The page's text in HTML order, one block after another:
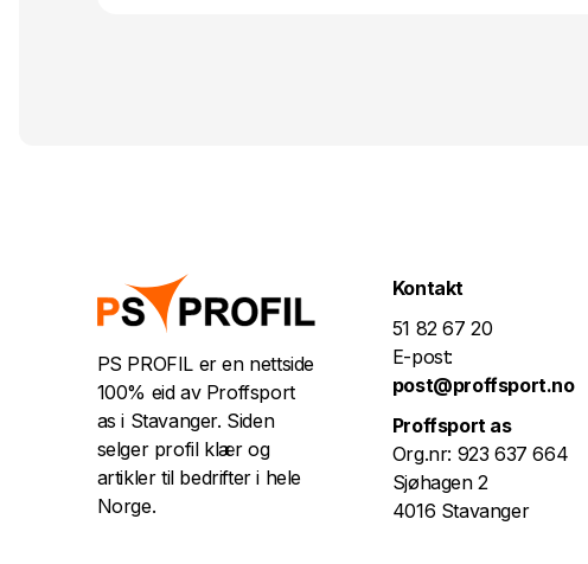
PS PROFIL er en nettside
100% eid av Proffsport
as i Stavanger. Siden
selger profil klær og
artikler til bedrifter i hele
Norge.
Kontakt
51 82 67 20
E-post:
post@proffsport.no
Proffsport as
Org.nr: 923 637 664
Sjøhagen 2
4016 Stavanger